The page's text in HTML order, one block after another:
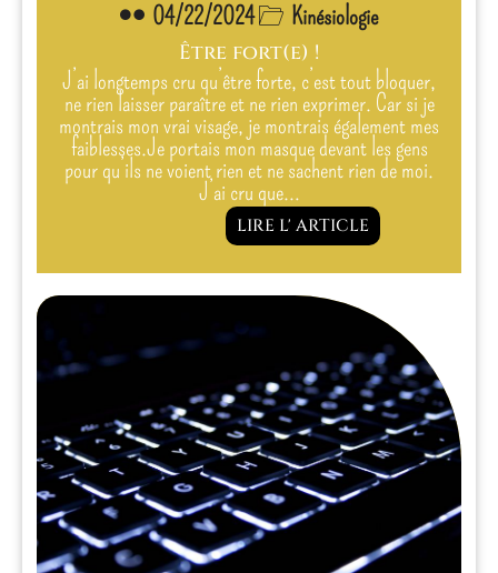
04/22/2024 Kinésiologie
Être fort(e) !
J’ai longtemps cru qu’être forte, c’est tout bloquer,
ne rien laisser paraître et ne rien exprimer. Car si je
montrais mon vrai visage, je montrais également mes
faiblesses.Je portais mon masque devant les gens
pour qu’ils ne voient rien et ne sachent rien de moi.
J’ai cru que…
LIRE L' ARTICLE